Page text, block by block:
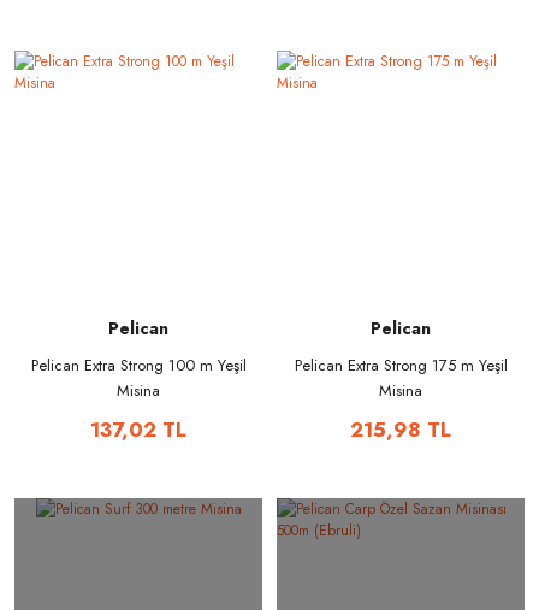
Pelican
Pelican Extra Strong 100 m Yeşil
Misina
137,02 TL
Pelican
Pelican Extra Strong 175 m Yeşil
Misina
215,98 TL